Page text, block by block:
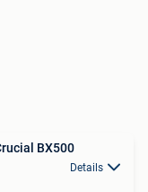
BX500
Details